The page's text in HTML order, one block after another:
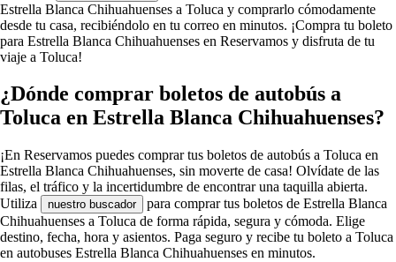
Estrella Blanca Chihuahuenses a Toluca y comprarlo cómodamente
desde tu casa, recibiéndolo en tu correo en minutos. ¡Compra tu boleto
para Estrella Blanca Chihuahuenses en Reservamos y disfruta de tu
viaje a Toluca!
¿Dónde comprar boletos de autobús a
Toluca en Estrella Blanca Chihuahuenses?
¡En Reservamos puedes comprar tus boletos de autobús a Toluca en
Estrella Blanca Chihuahuenses, sin moverte de casa! Olvídate de las
filas, el tráfico y la incertidumbre de encontrar una taquilla abierta.
Utiliza
nuestro buscador
para comprar tus boletos de Estrella Blanca
Chihuahuenses a Toluca de forma rápida, segura y cómoda. Elige
destino, fecha, hora y asientos. Paga seguro y recibe tu boleto a Toluca
en autobuses Estrella Blanca Chihuahuenses en minutos.